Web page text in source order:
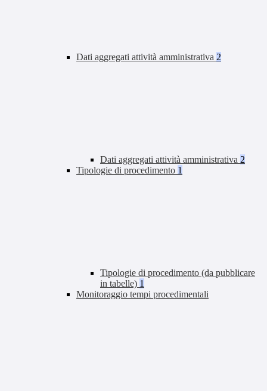
Dati aggregati attività amministrativa 2
Dati aggregati attività amministrativa 2
Tipologie di procedimento 1
Tipologie di procedimento (da pubblicare
in tabelle) 1
Monitoraggio tempi procedimentali